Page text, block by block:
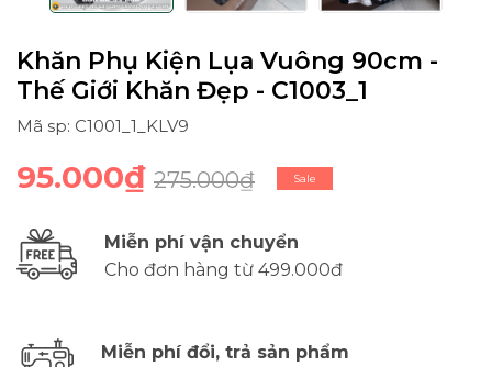
Khăn Phụ Kiện Lụa Vuông 90cm -
Thế Giới Khăn Đẹp - C1003_1
Mã sp: C1001_1_KLV9
95.000₫ 275.000₫ Sale
Miễn phí vận chuyển
Cho đơn hàng từ 499.000đ
Miễn phí đổi, trả sản phẩm